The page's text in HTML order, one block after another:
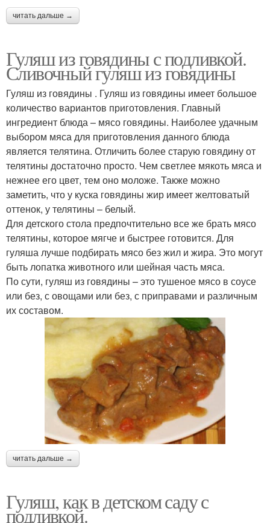
читать дальше →
Гуляш из говядины с подливкой.
Сливочный гуляш из говядины
Гуляш из говядины . Гуляш из говядины имеет большое
количество вариантов приготовления. Главный
ингредиент блюда – мясо говядины. Наиболее удачным
выбором мяса для приготовления данного блюда
является телятина. Отличить более старую говядину от
телятины достаточно просто. Чем светлее мякоть мяса и
нежнее его цвет, тем оно моложе. Также можно
заметить, что у куска говядины жир имеет желтоватый
оттенок, у телятины – белый.
Для детского стола предпочтительно все же брать мясо
телятины, которое мягче и быстрее готовится. Для
гуляша лучше подбирать мясо без жил и жира. Это могут
быть лопатка животного или шейная часть мяса.
По сути, гуляш из говядины – это тушеное мясо в соусе
или без, с овощами или без, с приправами и различным
их составом.
читать дальше →
Гуляш, как в детском саду с
подливкой.